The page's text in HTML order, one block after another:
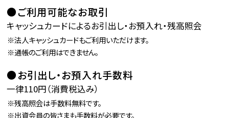
ご利用可能なお取引
キャッシュカードによるお引出し・お預入れ・残高照会
法人キャッシュカードもご利用いただけます。
通帳のご利用はできません。
お引出し・お預入れ手数料
一律110円（消費税込み）
残高照会は手数料無料です。
出資会員の皆さまも手数料が必要です。